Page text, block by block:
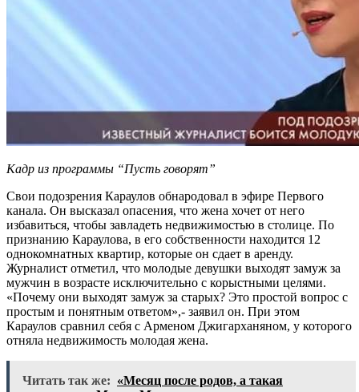
Кадр из программы “Пусть говорят”
Свои подозрения Караулов обнародовал в эфире Первого
канала. Он высказал опасения, что жена хочет от него
избавиться, чтобы завладеть недвижимостью в столице. По
признанию Караулова, в его собственности находится 12
однокомнатных квартир, которые он сдает в аренду.
Журналист отметил, что молодые девушки выходят замуж за
мужчин в возрасте исключительно с корыстными целями.
«Почему они выходят замуж за старых? Это простой вопрос с
простым и понятным ответом»,- заявил он. При этом
Караулов сравнил себя с Арменом Джигарханяном, у которого
отняла недвижимость молодая жена.
Читать так же: «Месяц после родов, а такая